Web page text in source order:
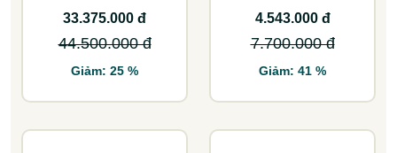
33.375.000 đ
44.500.000 đ
Giảm: 25 %
4.543.000 đ
7.700.000 đ
Giảm: 41 %